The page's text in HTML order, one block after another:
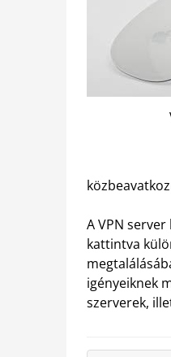
A VPN
kattintva
igényeiknek
szerverek,